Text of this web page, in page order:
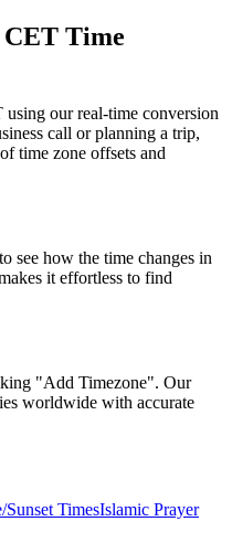
CET Time
using our real-time conversion
call or planning a trip,
time zone offsets and
see how the time changes in
it effortless to find
"Add Timezone". Our
worldwide with accurate
Sunset TimesIslamic Prayer